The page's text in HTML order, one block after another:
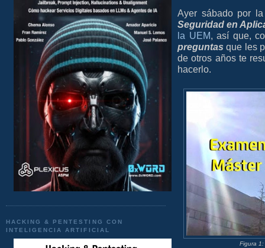
HACKING & PENTESTING CON
INTELIGENCIA ARTIFICIAL
Ayer sábado por
Seguridad en
la UEM, así que,
preguntas que les
de otros años te
hacerlo.
Figura